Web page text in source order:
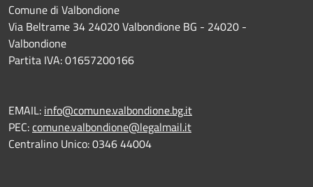
Comune di Valbondione
Via Beltrame 34 24020 Valbondione BG - 24020 -
Valbondione
Partita IVA: 01657200166
EMAIL: info@comune.valbondione.bg.it
PEC:comune.valbondione@legalmail.it
Centralino Unico: 0346 44004